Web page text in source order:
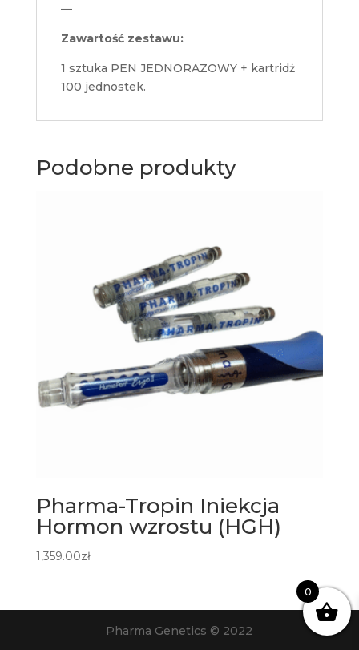
—
Zawartość zestawu:
1 sztuka PEN JEDNORAZOWY + kartridż
100 jednostek.
Podobne produkty
Pharma-Tropin Iniekcja
Hormon wzrostu (HGH)
1,359.00zł
Pharma Genetics © 2022
0